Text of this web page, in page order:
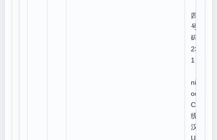
四角
号
码:2
233
1
niC
ode:
CJK
统一
汉字
U 6